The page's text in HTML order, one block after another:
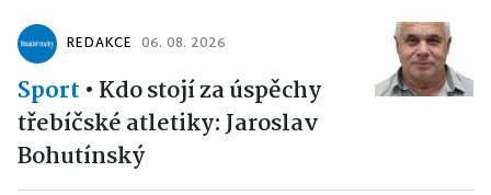
REDAKCE 06. 08. 2026
Sport • Kdo stojí za úspěchy
třebíčské atletiky: Jaroslav
Bohutínský